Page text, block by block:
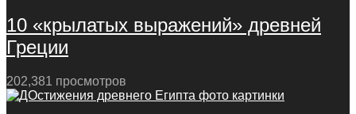
10 «крылатых выражений» древней
Греции
202,381 просмотров